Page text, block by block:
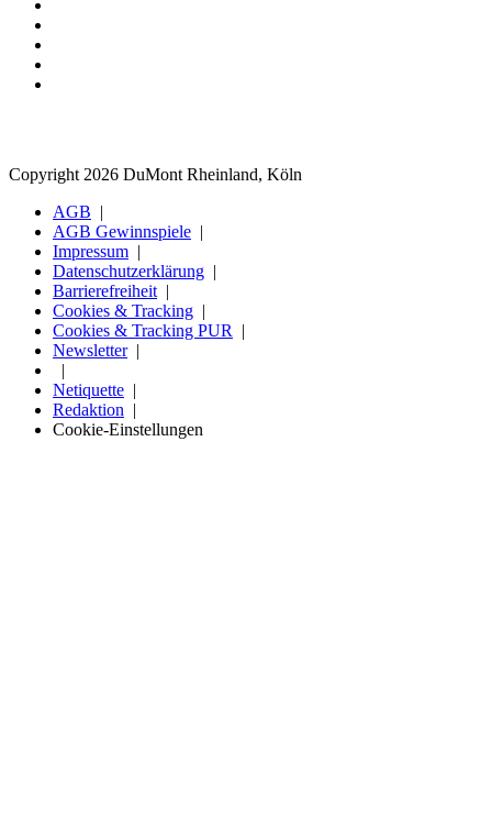
Copyright 2026 DuMont Rheinland, Köln
AGB
AGB Gewinnspiele
Impressum
Datenschutzerklärung
Barrierefreiheit
Cookies & Tracking
Cookies & Tracking PUR
Newsletter
Netiquette
Redaktion
Cookie-Einstellungen